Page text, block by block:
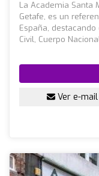
La Academia Santa
Getafe, es un
España,
Civil, Cuerpo
Ver e-mail